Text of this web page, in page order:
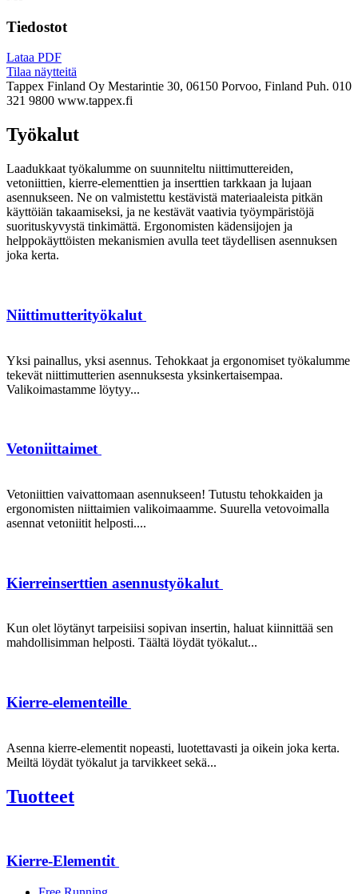
Tiedostot
Lataa PDF
Tilaa näytteitä
Tappex Finland Oy Mestarintie 30, 06150 Porvoo, Finland Puh. 010
321 9800 www.tappex.fi
Työkalut
Laadukkaat työkalumme on suunniteltu niittimuttereiden,
vetoniittien, kierre-elementtien ja inserttien tarkkaan ja lujaan
asennukseen. Ne on valmistettu kestävistä materiaaleista pitkän
käyttöiän takaamiseksi, ja ne kestävät vaativia työympäristöjä
suorituskyvystä tinkimättä. Ergonomisten kädensijojen ja
helppokäyttöisten mekanismien avulla teet täydellisen asennuksen
joka kerta.
Niittimutterityökalut
Yksi painallus, yksi asennus. Tehokkaat ja ergonomiset työkalumme
tekevät niittimutterien asennuksesta yksinkertaisempaa.
Valikoimastamme löytyy...
Vetoniittaimet
Vetoniittien vaivattomaan asennukseen! Tutustu tehokkaiden ja
ergonomisten niittaimien valikoimaamme. Suurella vetovoimalla
asennat vetoniitit helposti....
Kierreinserttien asennustyökalut
Kun olet löytänyt tarpeisiisi sopivan insertin, haluat kiinnittää sen
mahdollisimman helposti. Täältä löydät työkalut...
Kierre-elementeille
Asenna kierre-elementit nopeasti, luotettavasti ja oikein joka kerta.
Meiltä löydät työkalut ja tarvikkeet sekä...
Tuotteet
Kierre-Elementit